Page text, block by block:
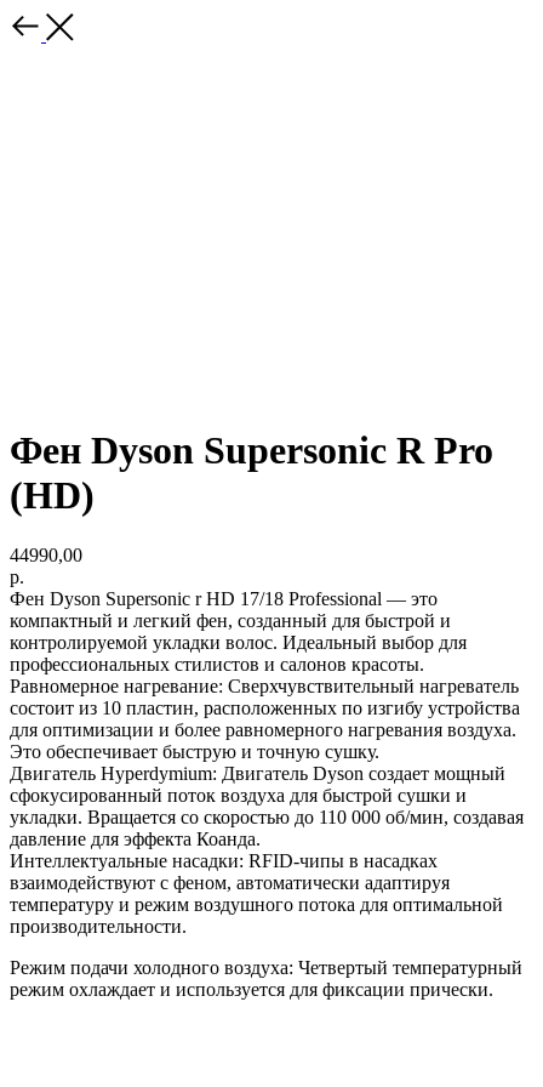
Фен Dyson Supersonic R Pro
(HD)
44990,00
р.
Фен Dyson Supersonic r HD 17/18 Professional — это
компактный и легкий фен, созданный для быстрой и
контролируемой укладки волос. Идеальный выбор для
профессиональных стилистов и салонов красоты.
Равномерное нагревание: Сверхчувствительный нагреватель
состоит из 10 пластин, расположенных по изгибу устройства
для оптимизации и более равномерного нагревания воздуха.
Это обеспечивает быструю и точную сушку.
Двигатель Hyperdymium: Двигатель Dyson создает мощный
сфокусированный поток воздуха для быстрой сушки и
укладки. Вращается со скоростью до 110 000 об/мин, создавая
давление для эффекта Коанда.
Интеллектуальные насадки: RFID-чипы в насадках
взаимодействуют с феном, автоматически адаптируя
температуру и режим воздушного потока для оптимальной
производительности.
Режим подачи холодного воздуха: Четвертый температурный
режим охлаждает и используется для фиксации прически.